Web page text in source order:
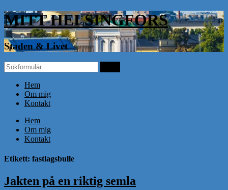
MITT HELSINGFORS
Staden & Livet
Hem
Om mig
Kontakt
Hem
Om mig
Kontakt
Etikett: fastlagsbulle
Jakten på en riktig semla